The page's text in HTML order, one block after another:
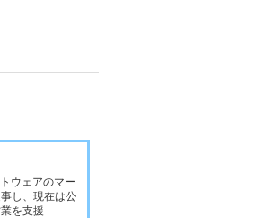
ウェアのマー
し、現在は公
を支援